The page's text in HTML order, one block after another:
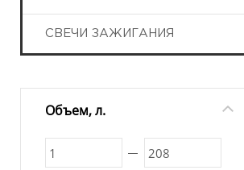
СВЕЧИ ЗАЖИГАНИЯ
Объем, л.